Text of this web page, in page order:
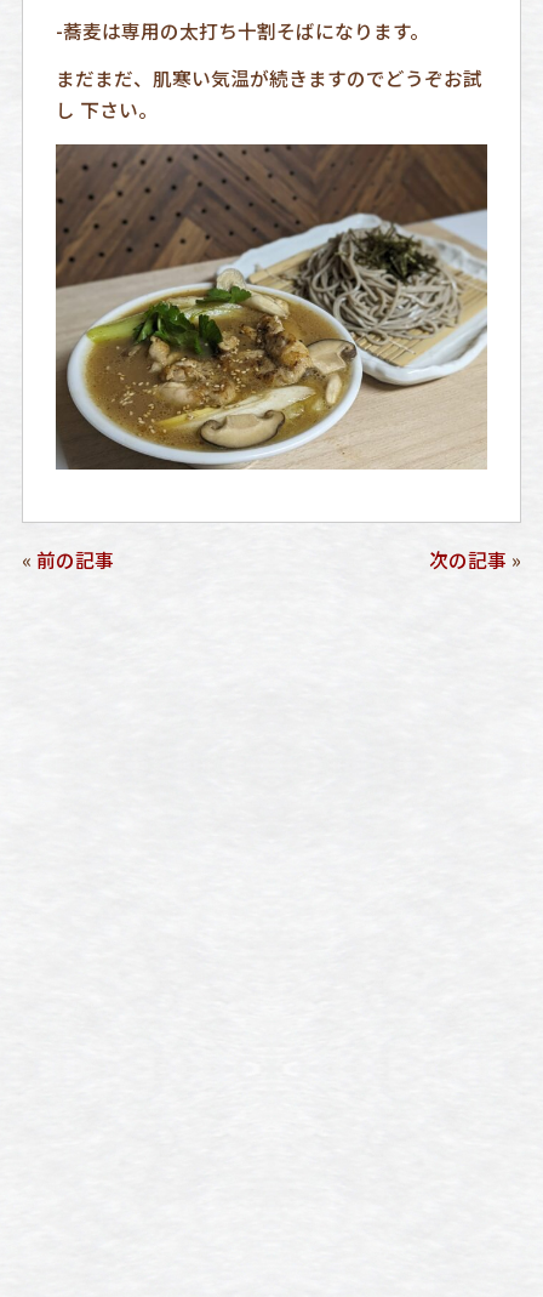
-蕎麦は専用の太打ち十割そばになります。
まだまだ、肌寒い気温が続きますのでどうぞお試
し 下さい。
« 前の記事 次の記事 »